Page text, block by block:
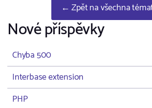
← Zpět na všechna
Nové příspěvky
Chyba 500
Interbase extension
PHP